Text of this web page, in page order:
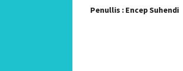
Penullis : Encep Suhendi